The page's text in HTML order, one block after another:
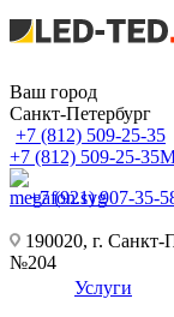
Ваш город
Санкт-Петербург
+7 (812) 509-25-35
+7 (812) 509-25-35
+7 (921) 907-35-
190020, г. Санкт-
№204
Услуги